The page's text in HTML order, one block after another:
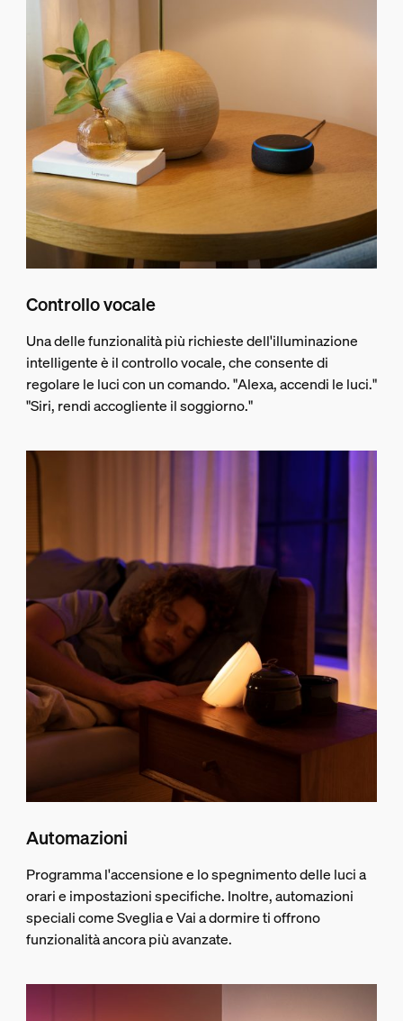
Controllo vocale
Una delle funzionalità più richieste dell'illuminazione
intelligente è il controllo vocale, che consente di
regolare le luci con un comando. "Alexa, accendi le luci."
"Siri, rendi accogliente il soggiorno."
Automazioni
Programma l'accensione e lo spegnimento delle luci a
orari e impostazioni specifiche. Inoltre, automazioni
speciali come Sveglia e Vai a dormire ti offrono
funzionalità ancora più avanzate.